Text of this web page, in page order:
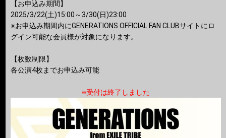
【お申込み期間】
2025/3/22(土)15:00～3/30(日)23:00
※お申込み期間内にGENERATIONS OFFICIAL FAN CLUBサイトにロ
グイン可能な会員様が対象になります。
【枚数制限】
各公演4枚までお申込み可能
※受付は終了しました